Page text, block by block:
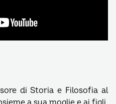
di Storia e Filosofia al